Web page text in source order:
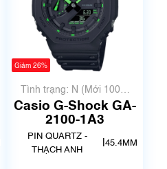
Giảm 26%
Tình trạng: N (Mới 100%
chưa qua sử dụng)
Casio G-Shock GA-
2100-1A3
PIN QUARTZ -
THẠCH ANH
45.4MM